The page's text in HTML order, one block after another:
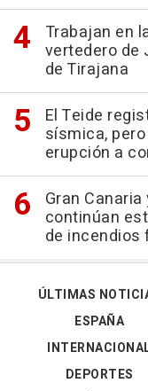
Trabajan en
vertedero de
de Tirajana
El Teide
sísmica,
erupción a
Gran
continúan
de
ÚLTIMAS
ESPAÑA
DEPORTES